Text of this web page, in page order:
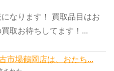
なります！ 買取品目はお
取お待ちしてます！...
市場鶴岡店は、おたち...